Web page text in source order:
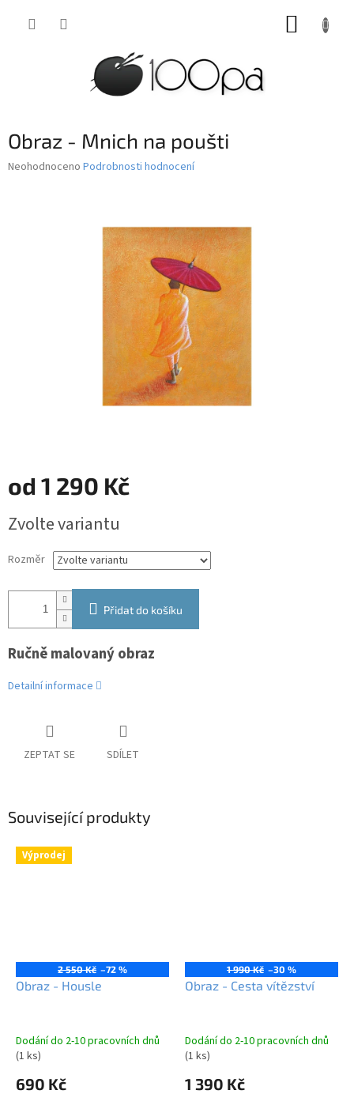
Obraz - Mnich na poušti
Průměrné
Neohodnoceno Podrobnosti hodnocení
od 1 290 Kč
cena:
Zvolte variantu
Rozměr
Přidat do košíku
Ručně malovaný obraz
Detailní informace
ZEPTAT SE SDÍLET
Související produkty
Výprodej
2 550 Kč –72 %
Obraz - Housle
Dodání do 2-10 pracovních dnů
(1 ks)
690 Kč
1 990 Kč –30 %
Obraz - Cesta vítězství
Dodání do 2-10 pracovních dnů
(1 ks)
1 390 Kč